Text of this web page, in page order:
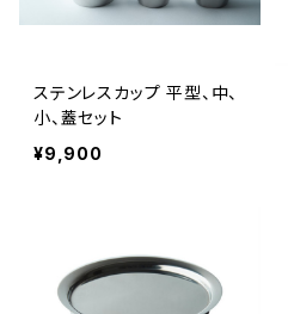
ステンレスカップ 平型、中、
小、蓋セット
¥9,900